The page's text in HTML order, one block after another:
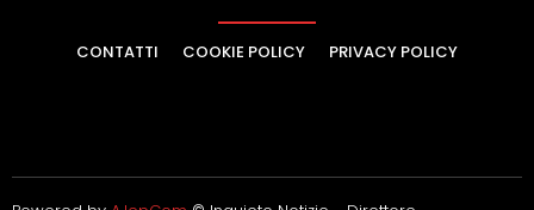
CONTATTI COOKIE POLICY PRIVACY POLICY